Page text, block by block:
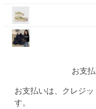
お支
お支払いは、クレジ
す。